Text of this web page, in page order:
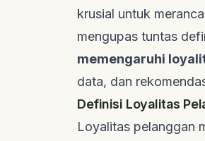
krusial untuk
mengupas tuntas
memengaruhi
data, dan
Definisi Loyalitas
Loyalitas pelanggan